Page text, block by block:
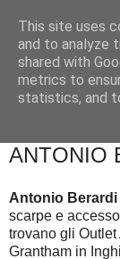
ANTONIO
Antonio Berardi
scarpe e
trovano gli
Grantham in
This site uses
and to analyze
shared with
metrics to
statistics, and